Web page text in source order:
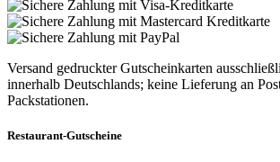
Versand gedruckter Gutscheinkarten
innerhalb Deutschlands; keine Lieferung an
Packstationen.
Restaurant-Gutscheine